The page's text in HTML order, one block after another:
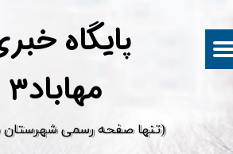
پایگاه
​(تنها صفحه رسمی شهرستان